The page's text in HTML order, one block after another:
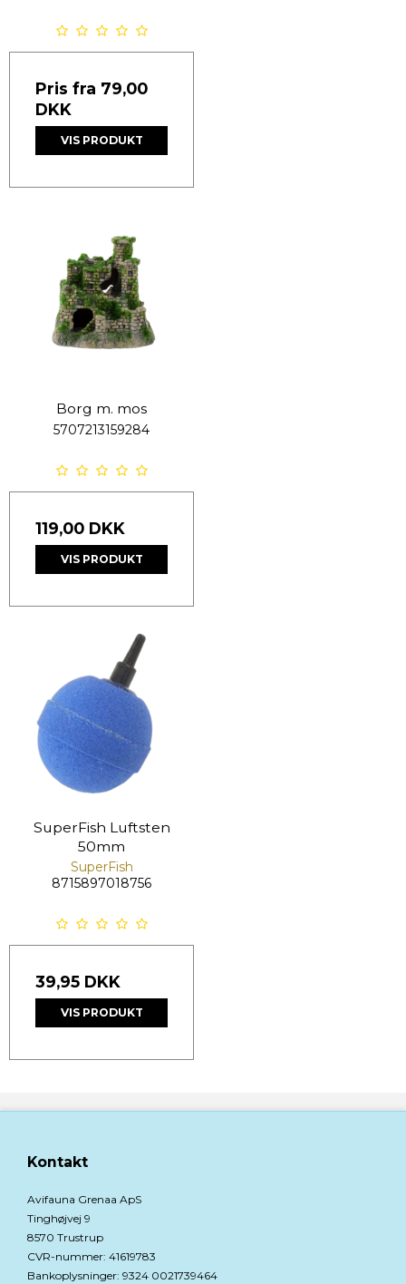
Pris fra 79,00
DKK
VIS PRODUKT
Borg m. mos
5707213159284
119,00 DKK
VIS PRODUKT
SuperFish Luftsten
50mm
SuperFish
8715897018756
39,95 DKK
VIS PRODUKT
Kontakt
Avifauna Grenaa ApS
Tinghøjvej 9
8570 Trustrup
CVR-nummer: 41619783
Bankoplysninger: 9324 0021739464